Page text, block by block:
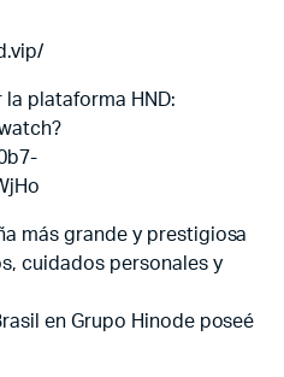
plataforma HND:
más grande y prestigiosa
cuidados personales y
en Grupo Hinode poseé